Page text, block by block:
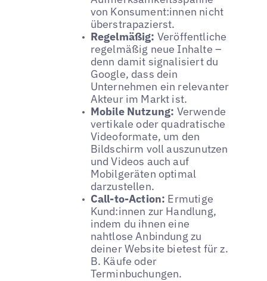
von Konsument:innen nicht
überstrapazierst.
Regelmäßig: Veröffentliche
regelmäßig neue Inhalte –
denn damit signalisiert du
Google, dass dein
Unternehmen ein relevanter
Akteur im Markt ist.
Mobile Nutzung: Verwende
vertikale oder quadratische
Videoformate, um den
Bildschirm voll auszunutzen
und Videos auch auf
Mobilgeräten optimal
darzustellen.
Call-to-Action: Ermutige
Kund:innen zur Handlung,
indem du ihnen eine
nahtlose Anbindung zu
deiner Website bietest für z.
B. Käufe oder
Terminbuchungen.